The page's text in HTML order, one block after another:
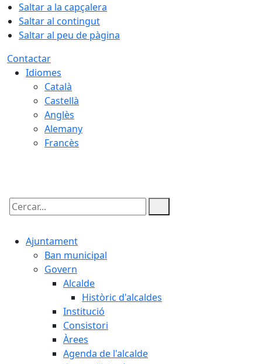
Saltar a la capçalera
Saltar al contingut
Saltar al peu de pàgina
Contactar
Idiomes
Català
Castellà
Anglès
Alemany
Francès
Cercar:
Ajuntament
Ban municipal
Govern
Alcalde
Històric d'alcaldes
Institució
Consistori
Àrees
Agenda de l'alcalde